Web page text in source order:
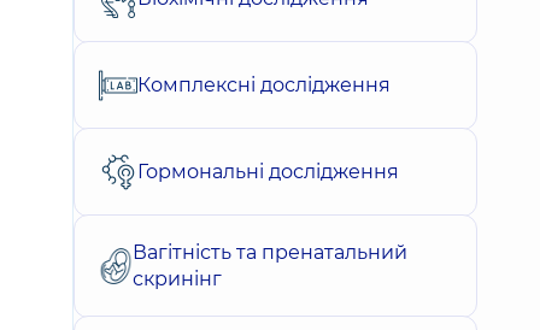
Комплексні дослідження
Гормональні дослідження
Вагітність та пренатальний
скринінг